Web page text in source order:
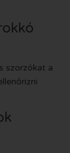
szorzókat a